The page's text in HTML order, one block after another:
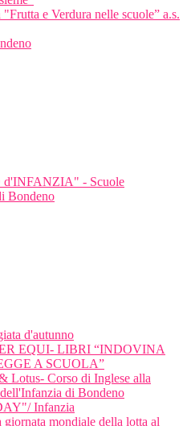
e Verdura nelle scuole” a.s.
- Scuole
Bondeno
d'autunno
EQUI- LIBRI “INDOVINA
A SCUOLA”
Lotus- Corso di Inglese alla
di Bondeno
Infanzia
giornata mondiale della lotta al